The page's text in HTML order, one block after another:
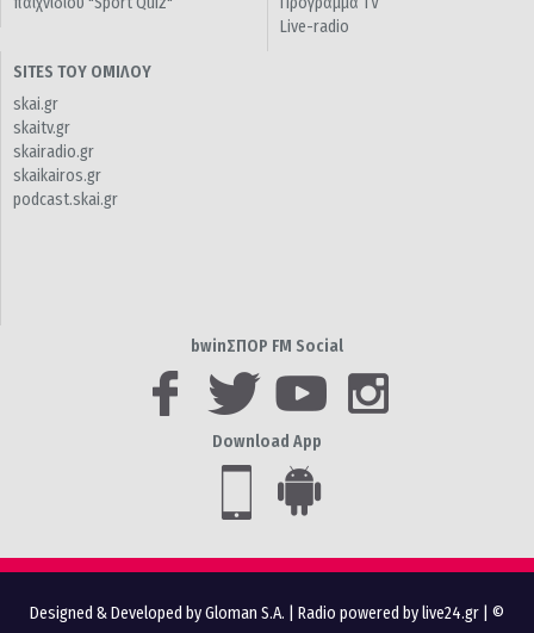
Live-radio
SITES ΤΟΥ ΟΜΙΛΟΥ
skai.gr
skaitv.gr
skairadio.gr
skaikairos.gr
podcast.skai.gr
bwinΣΠΟΡ FM Social
Download App
Designed & Developed by Gloman S.A. Radio powered by live24.gr | ©